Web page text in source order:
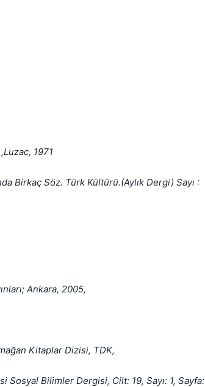
1971
Birkaç Söz. Türk Kültürü.(Aylık Dergi) Sayı :
Ankara, 2005,
Kitaplar Dizisi, TDK,
Sosyal Bilimler Dergisi, Cilt: 19, Sayı: 1, Sayfa: